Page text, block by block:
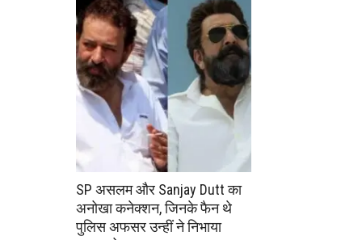
SP असलम और Sanjay Dutt का
अनोखा कनेक्शन, जिनके फैन थे
पुलिस अफसर उन्हीं ने निभाया